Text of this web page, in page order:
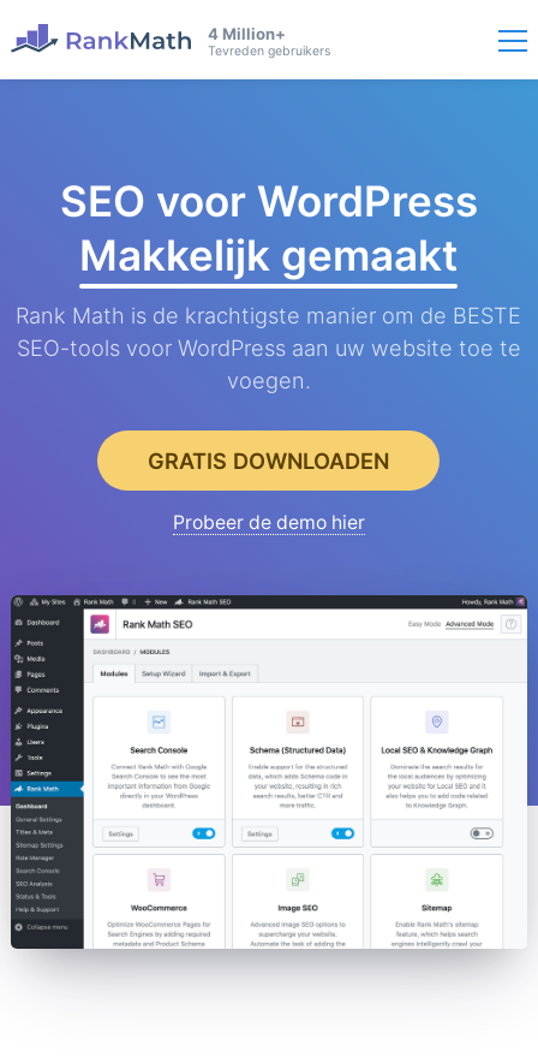
4 Million+
Tevreden gebruikers
SEO voor WordPress
Makkelijk gemaakt
Rank Math is de krachtigste manier om de BESTE
SEO-tools voor WordPress aan uw website toe te
voegen.
GRATIS DOWNLOADEN
Probeer de demo hier